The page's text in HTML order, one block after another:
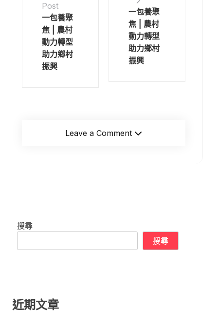
Post
一包養聚
焦 | 農村
動力轉型
助力鄉村
振興
一包養聚
焦 | 農村
動力轉型
助力鄉村
振興
Leave a Comment
搜尋
搜尋
近期文章